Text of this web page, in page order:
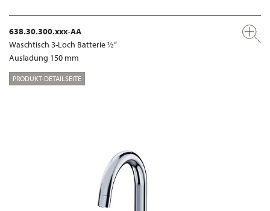
638.30.300.xxx-AA
Waschtisch 3-Loch Batterie ½“
Ausladung 150 mm
PRODUKT-DETAILSEITE